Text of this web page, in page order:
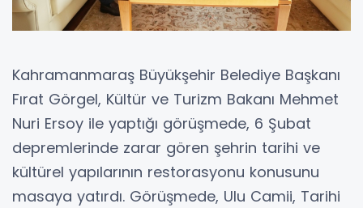
Kahramanmaraş Büyükşehir Belediye Başkanı
Fırat Görgel, Kültür ve Turizm Bakanı Mehmet
Nuri Ersoy ile yaptığı görüşmede, 6 Şubat
depremlerinde zarar gören şehrin tarihi ve
kültürel yapılarının restorasyonu konusunu
masaya yatırdı. Görüşmede, Ulu Camii, Tarihi